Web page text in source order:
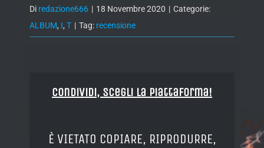
Di redazione666 | 18 Novembre 2020 | Categorie:
ALBUM, I, T | Tag: recensione
Condividi, Scegli la piattaforma!
È VIETATO COPIARE, RIPRODURRE,